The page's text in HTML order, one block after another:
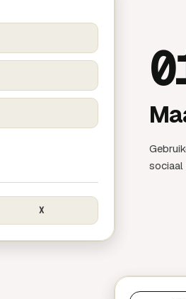
X
sociaal